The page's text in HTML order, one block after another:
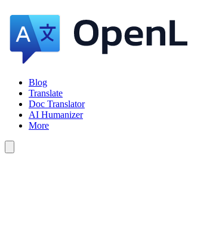
Blog
Translate
Doc Translator
AI Humanizer
More